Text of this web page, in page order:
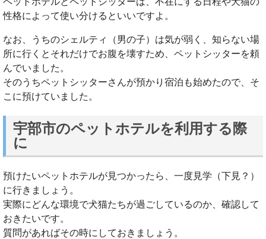
性格によって使い分けるといいですよ。
なお、うちのシェルティ（男の子）は気が弱く、知らない場
所に行くとそれだけでお腹を壊すため、ペットシッターを頼
んでいました。
そのうちペットシッターさんが預かり宿泊も始めたので、そ
こに預けていました。
宇部市のペットホテルを利用する際
に
預けたいペットホテルが見つかったら、一度見学（下見？）
に行きましょう。
実際にどんな環境で犬猫たちが過ごしているのか、確認して
おきたいです。
質問があればその時にしておきましょう。